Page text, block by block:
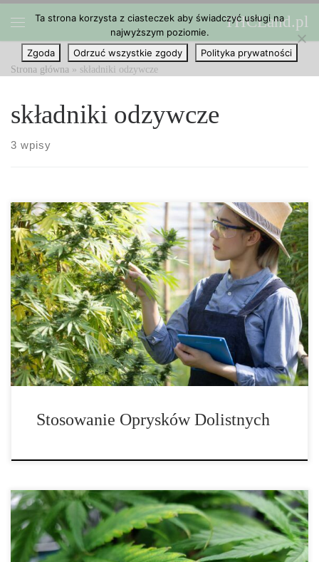
Przejdź do treści THCLand.pl
Strona główna » składniki odzywcze
składniki odzywcze
3 wpisy
Nieuniknione jest, że w pewnym momencie prawie wszyscy
hodowcy konopi znajdą się w sytuacji, w której będą musieli
zastosować oprysk dolistny jednego lub drugiego rodzaju na
swoich roślinach. Istnieje wiele potencjalnych powodów: możesz
potrzebować fungicydu lub insektycydu; lub może chcesz […]
Stosowanie Oprysków Dolistnych
Jak radzić sobie z niedoborem żelaza u roślin marihuany?
Ta strona korzysta z ciasteczek aby świadczyć usługi na
najwyższym poziomie.
Zgoda
Odrzuć wszystkie zgody Polityka prywatności